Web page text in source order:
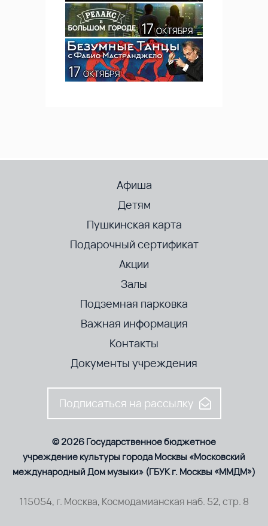
Афиша
Детям
Пушкинская карта
Подарочный сертификат
Акции
Залы
Подземная парковка
Важная информация
Контакты
Документы учреждения
Подписаться на рассылку
© 2026 Государственное бюджетное
учреждение культуры города Москвы «Московский
международный Дом музыки» (ГБУК г. Москвы «ММДМ»)
115054, г. Москва, Космодамианская наб. 52, стр. 8